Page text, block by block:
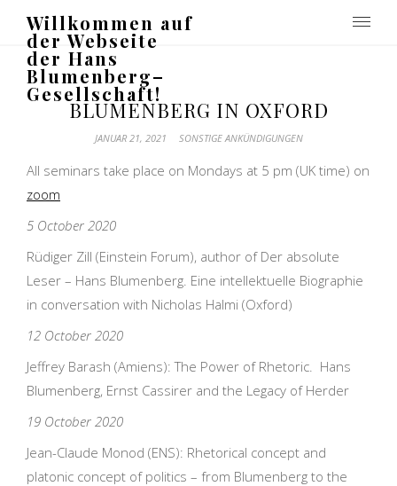
Willkommen auf
der Webseite
der Hans
Blumenberg–
Gesellschaft!
BLUMENBERG IN OXFORD
JANUAR 21, 2021 SONSTIGE ANKÜNDIGUNGEN
All seminars take place on Mondays at 5 pm (UK time) on
zoom
5 October 2020
Rüdiger Zill (Einstein Forum), author of Der absolute
Leser – Hans Blumenberg. Eine intellektuelle Biographie
in conversation with Nicholas Halmi (Oxford)
12 October 2020
Jeffrey Barash (Amiens): The Power of Rhetoric. Hans
Blumenberg, Ernst Cassirer and the Legacy of Herder
19 October 2020
Jean-Claude Monod (ENS): Rhetorical concept and
platonic concept of politics – from Blumenberg to the